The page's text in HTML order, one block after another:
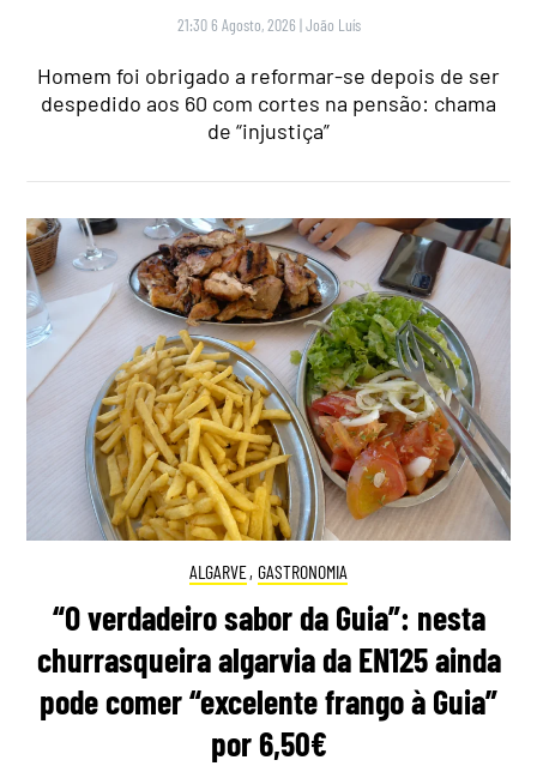
21:30 6 Agosto, 2026 |João Luís
Homem foi obrigado a reformar-se depois de ser
despedido aos 60 com cortes na pensão: chama
de “injustiça”
ALGARVE, GASTRONOMIA
“O verdadeiro sabor da Guia”: nesta
churrasqueira algarvia da EN125 ainda
pode comer “excelente frango à Guia”
por 6,50€